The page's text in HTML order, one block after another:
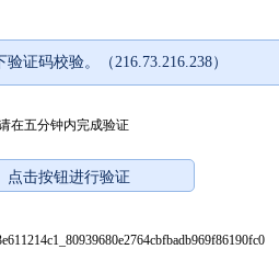
证码校验。（216.73.216.238）
在五分钟内完成验证